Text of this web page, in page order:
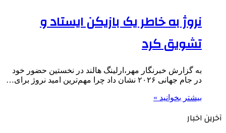
نروژ به خاطر یک بازیکن ایستاد و
تشویق کرد
به گزارش خبرنگار مهر،ارلینگ هالند در نخستین حضور خود
در جام جهانی ۲۰۲۶ نشان داد چرا مهم‌ترین امید نروژ برای…
بیشتر بخوانید »
آخرین اخبار